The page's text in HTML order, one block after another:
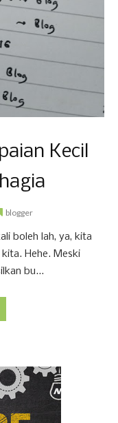
Kecil
blogger
boleh lah, ya, kita
Hehe. Meski
bu...